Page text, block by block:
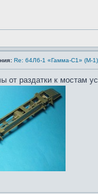
Re: 64Л6-1 «Гамма-С1» (М-
от раздатки к мостам